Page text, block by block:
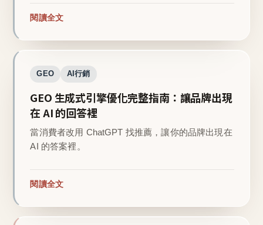
閱讀全文
GEO AI行銷
GEO 生成式引擎優化完整指南：讓品牌出現
在 AI 的回答裡
當消費者改用 ChatGPT 找推薦，讓你的品牌出現在
AI 的答案裡。
閱讀全文